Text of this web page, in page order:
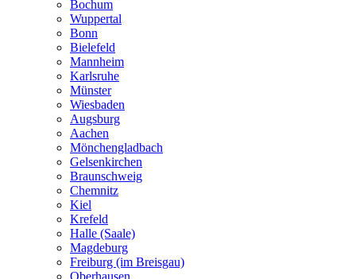
Bochum
Wuppertal
Bonn
Bielefeld
Mannheim
Karlsruhe
Münster
Wiesbaden
Augsburg
Aachen
Mönchengladbach
Gelsenkirchen
Braunschweig
Chemnitz
Kiel
Krefeld
Halle (Saale)
Magdeburg
Freiburg (im Breisgau)
Oberhausen